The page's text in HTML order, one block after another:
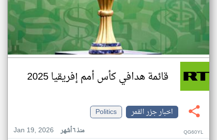
قائمة هدافي كأس أمم إفريقيا 2025
اخبار جزر القمر
Politics
Jan 19, 2026
منذ ٦ أشهر QG60YL